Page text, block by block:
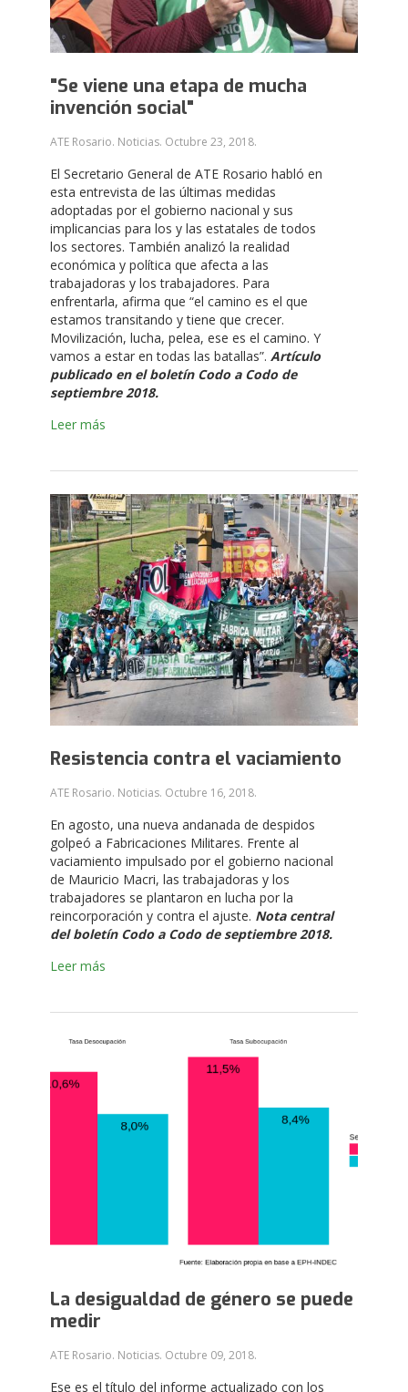
"Se viene una etapa de mucha
invención social"
ATE Rosario. Noticias. Octubre 23, 2018.
El Secretario General de ATE Rosario habló en
esta entrevista de las últimas medidas
adoptadas por el gobierno nacional y sus
implicancias para los y las estatales de todos
los sectores. También analizó la realidad
económica y política que afecta a las
trabajadoras y los trabajadores. Para
enfrentarla, afirma que “el camino es el que
estamos transitando y tiene que crecer.
Movilización, lucha, pelea, ese es el camino. Y
vamos a estar en todas las batallas”. Artículo
publicado en elboletín Codo a Codo de
septiembre 2018.
Leer más
Resistencia contra el vaciamiento
ATE Rosario. Noticias. Octubre 16, 2018.
En agosto, una nueva andanada de despidos
golpeó a Fabricaciones Militares. Frente al
vaciamiento impulsado por el gobierno nacional
de Mauricio Macri, las trabajadoras y los
trabajadores se plantaron en lucha por la
reincorporación y contra el ajuste. Nota central
del boletín Codo a Codo de septiembre 2018.
Leer más
La desigualdad de género se puede
medir
ATE Rosario. Noticias. Octubre 09, 2018.
Ese es el título del informe actualizado con los